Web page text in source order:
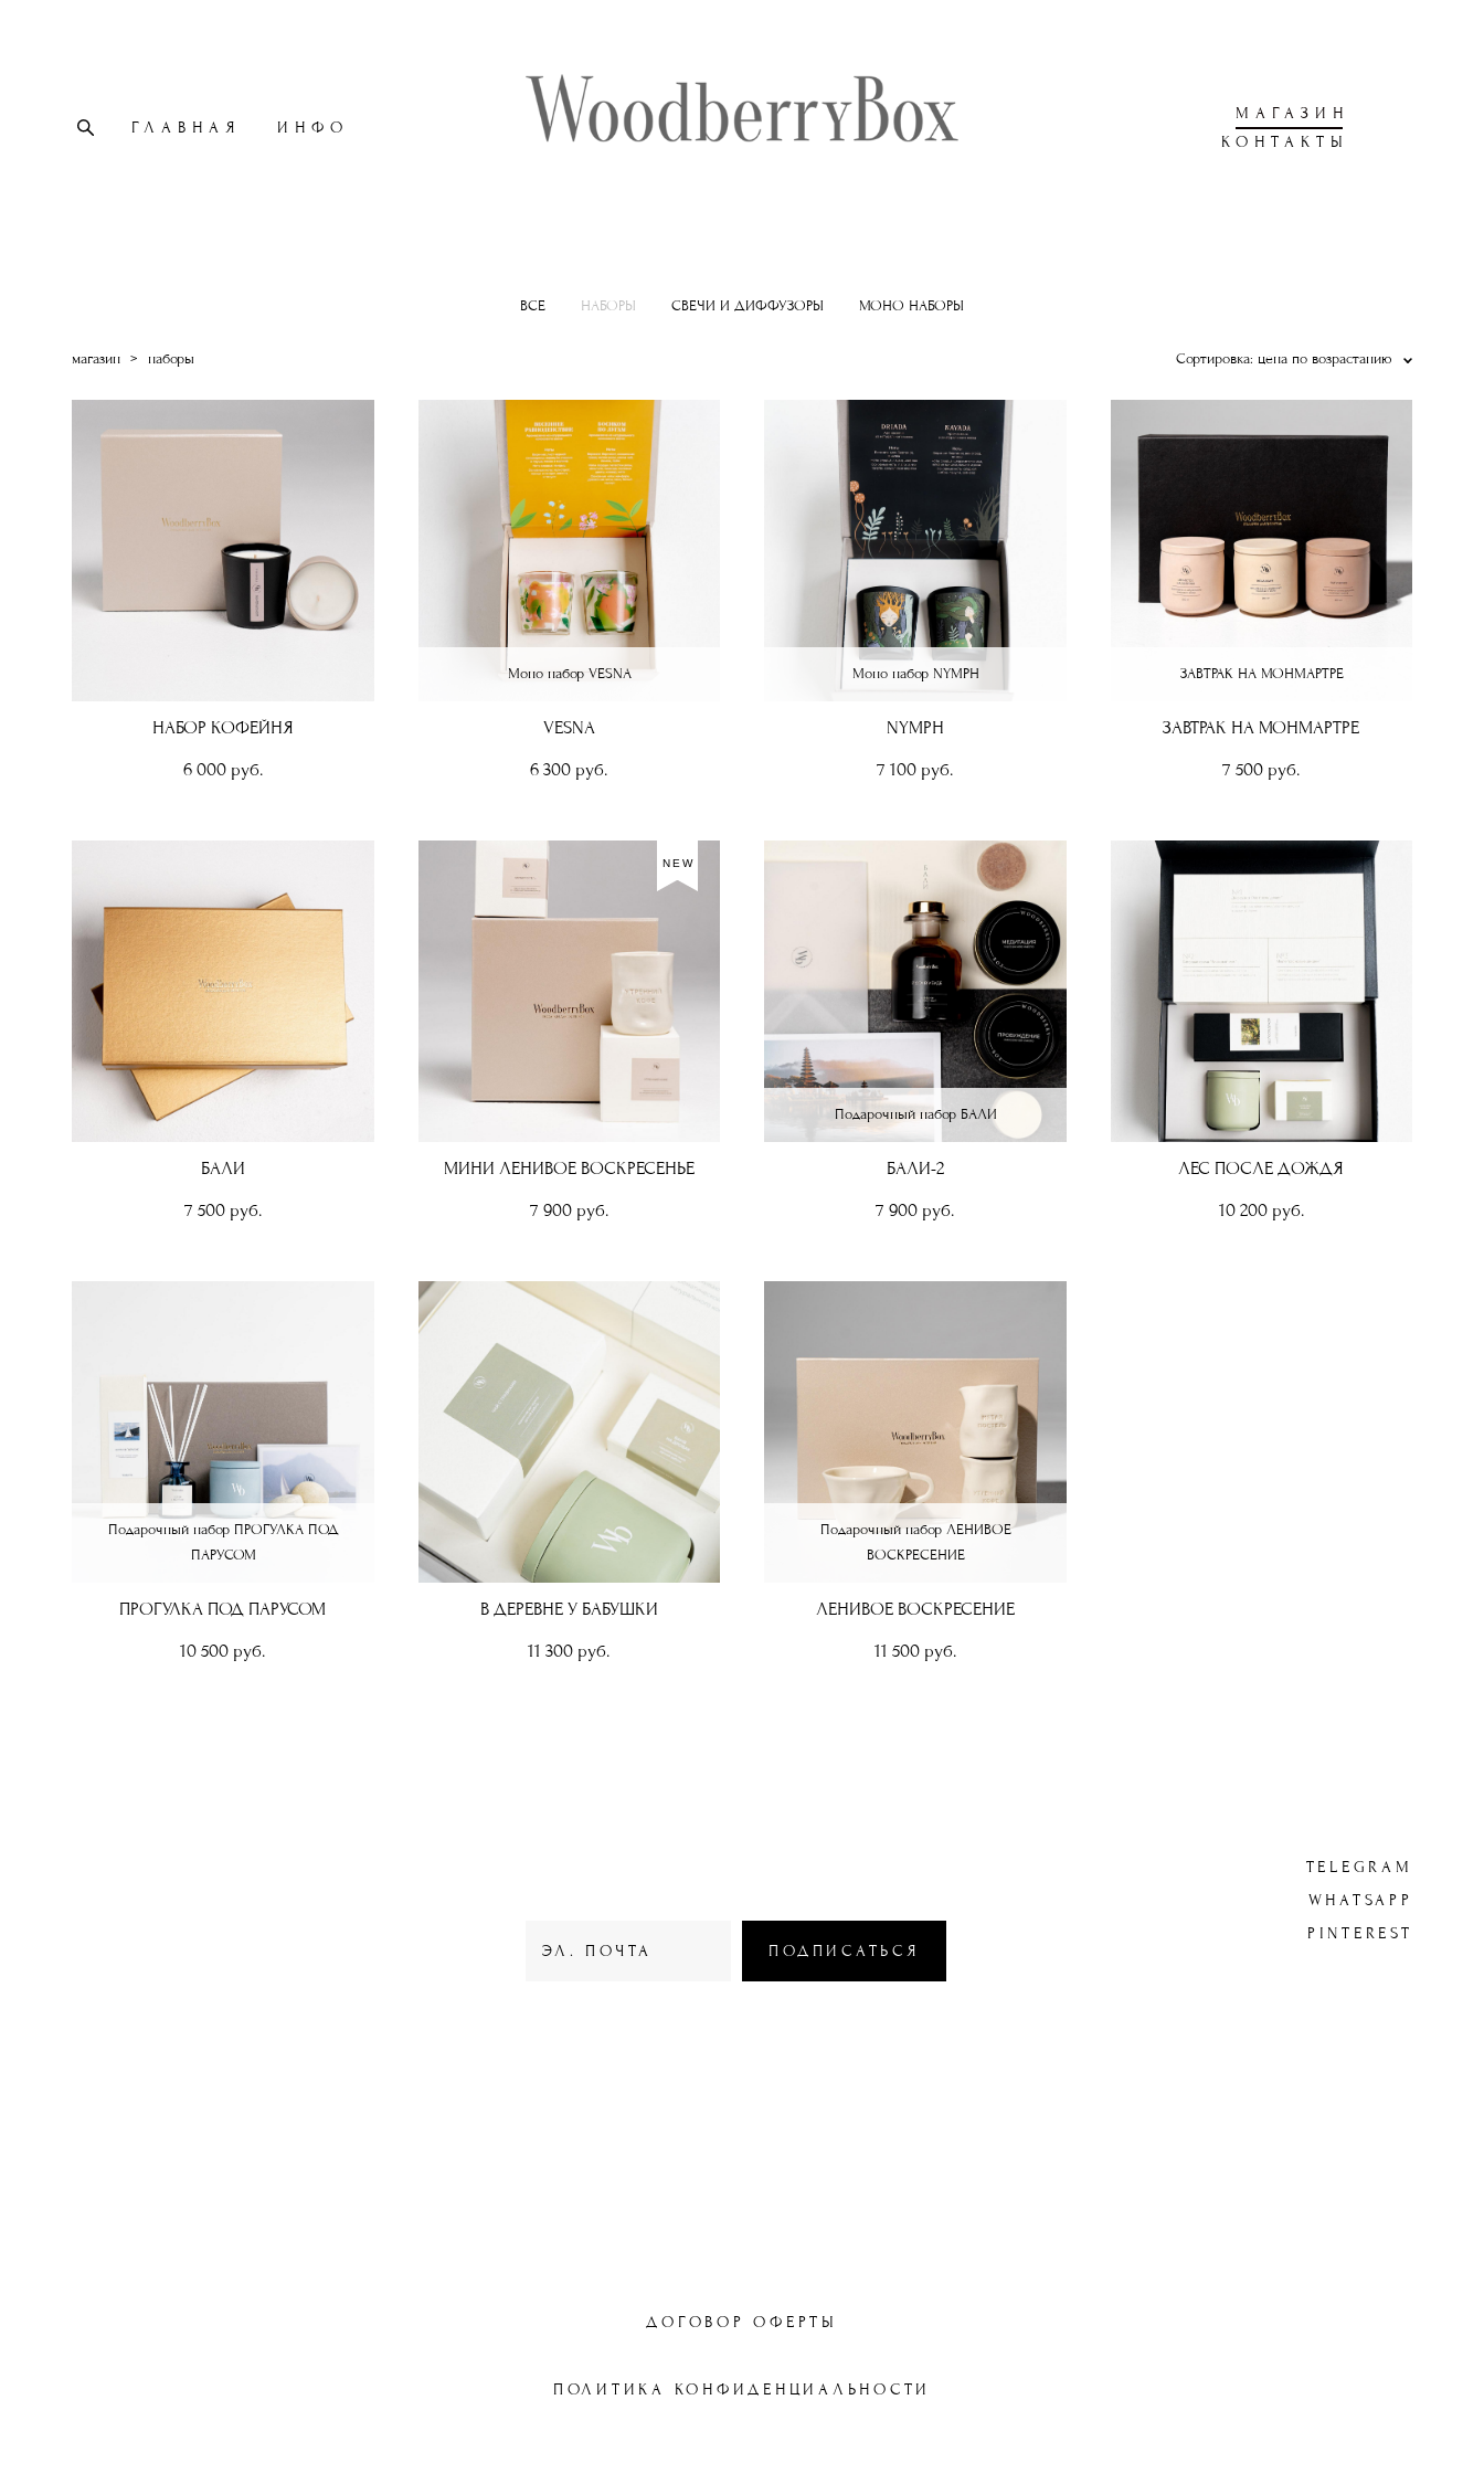
ГЛАВНАЯ ИНФО
МАГАЗИН
КОНТАКТЫ
ВСЕ НАБОРЫ СВЕЧИ И ДИФФУЗОРЫ МОНО НАБОРЫ
магазин > наборы Сортировка: цена по возрастанию
НАБОР КОФЕЙНЯ
6 000 pуб.
Моно набор VESNA
VESNA
6 300 pуб.
Моно набор NYMPH
NYMPH
7 100 pуб.
ЗАВТРАК НА МОНМАРТРЕ
ЗАВТРАК НА МОНМАРТРЕ
7 500 pуб.
БАЛИ
7 500 pуб.
NEW
МИНИ ЛЕНИВОЕ ВОСКРЕСЕНЬЕ
7 900 pуб.
Подарочный набор БАЛИ
БАЛИ-2
7 900 pуб.
ЛЕС ПОСЛЕ ДОЖДЯ
10 200 pуб.
Подарочный набор ПРОГУЛКА ПОД
ПАРУСОМ
ПРОГУЛКА ПОД ПАРУСОМ
10 500 pуб.
В ДЕРЕВНЕ У БАБУШКИ
11 300 pуб.
Подарочный набор ЛЕНИВОЕ
ВОСКРЕСЕНИЕ
ЛЕНИВОЕ ВОСКРЕСЕНИЕ
11 500 pуб.
ПОДПИСАТЬСЯ
TELEGRAM
WHATSAPP
PINTEREST
ДОГОВОР ОФЕРТЫ
ПОЛИТИКА КОНФИДЕНЦИАЛЬНОСТИ